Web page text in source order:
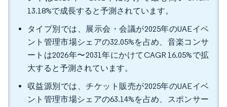
13.18%で成長すると予測されています。
タイプ別では、展示会・会議が2025年のUAEイベ
ント管理市場シェアの32.05%を占め、音楽コンサ
ートは2026年〜2031年にかけてCAGR 16.05%で拡
大すると予測されています。
収益源別では、チケット販売が2025年のUAEイベ
ント管理市場シェアの63.14%を占め、スポンサー